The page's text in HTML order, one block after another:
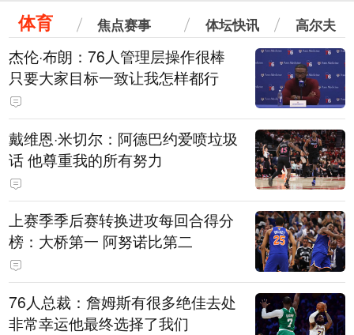
体育 焦点赛事 体坛快讯 高尔夫
杰伦·布朗：76人管理层操作很棒
只要大家目标一致让我怎样都行
戴维恩·米切尔：阿德巴约爱喷垃圾
话 他尊重我的所有努力
上赛季季后赛转换进攻每回合得分
榜：大桥第一 阿努诺比第二
76人总裁：詹姆斯有很多绝佳去处
非常幸运他最终选择了我们